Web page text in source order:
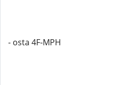
- osta 4F-MPH